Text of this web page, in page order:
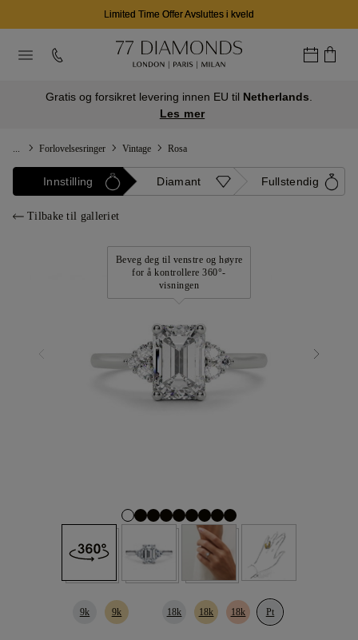
Limited Time Offer Avsluttes i kveld
Gratis og forsikret levering innen EU til Netherlands
Les mer
Forlovelsesringer Vintage Rosa
Innstilling Diamant Fullstendig
Tilbake til galleriet
Beveg deg til venstre og høyre
for å kontrollere 360°-
visningen
9k 9k 18k 18k 18k Pt